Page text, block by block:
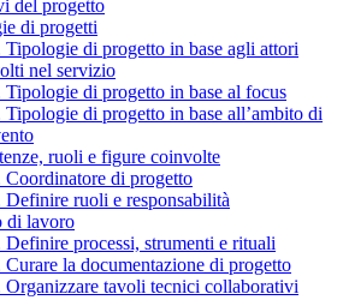
del progetto
di progetti
Tipologie di progetto in base agli attori
nel servizio
Tipologie di progetto in base al focus
Tipologie di progetto in base all’ambito di
ruoli e figure coinvolte
Coordinatore di progetto
Definire ruoli e responsabilità
di lavoro
Definire processi, strumenti e rituali
Curare la documentazione di progetto
Organizzare tavoli tecnici collaborativi